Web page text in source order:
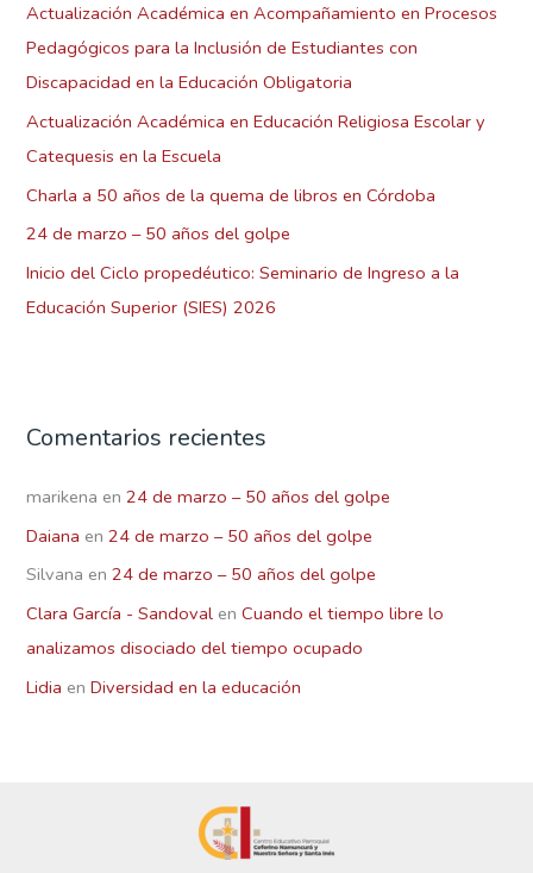
p
o
r
:
Actualización Académica en Acompañamiento en Procesos
Pedagógicos para la Inclusión de Estudiantes con
Discapacidad en la Educación Obligatoria
Actualización Académica en Educación Religiosa Escolar y
Catequesis en la Escuela
Charla a 50 años de la quema de libros en Córdoba
24 de marzo – 50 años del golpe
Inicio del Ciclo propedéutico: Seminario de Ingreso a la
Educación Superior (SIES) 2026
Comentarios recientes
marikena en24 de marzo – 50 años del golpe
Daiana en24 de marzo – 50 años del golpe
Silvana en24 de marzo – 50 años del golpe
Clara García - Sandoval enCuando el tiempo libre lo
analizamos disociado del tiempo ocupado
Lidia enDiversidad en la educación